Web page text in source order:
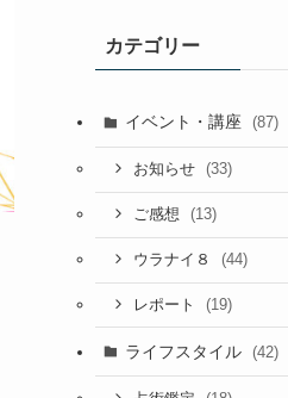
カテゴリー
イベント・講座 (87)
お知らせ (33)
ご感想 (13)
ウラナイ８ (44)
レポート (19)
ライフスタイル (42)